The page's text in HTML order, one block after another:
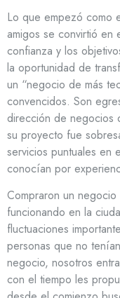
Lo que empezó como
amigos se convirtió en
confianza y los
la oportunidad de
un “negocio de más
convencidos. Son
dirección de negocios
su proyecto fue
servicios puntuales en
conocían por
Compraron un
funcionando en la
fluctuaciones
personas que no
negocio, nosotros
con el tiempo les